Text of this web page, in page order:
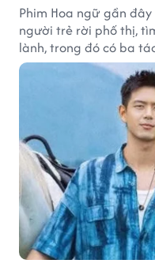
Phim Hoa ngữ gần
người trẻ rời phố thị,
lành, trong đó có ba